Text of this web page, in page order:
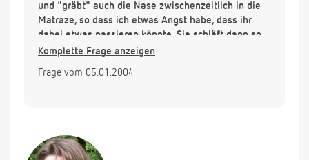
und "gräbt" auch die Nase zwischenzeitlich in die
Matraze, so dass ich etwas Angst habe, dass ihr
dabei etwas passieren könnte. Sie schläft dann so
ein. Auf dem Rücken bleibt sie einfach nicht liegen.
Komplette Frage anzeigen
Frage vom 05.01.2004